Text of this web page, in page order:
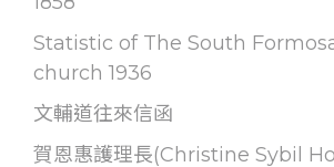
Statistic of The South
church 1936
文輔道往來信函
賀恩惠護理長(Christine Sybil